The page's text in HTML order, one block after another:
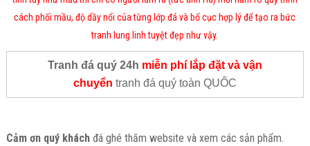
cách phối mầu, độ dầy nổi của từng lớp đá và bố cục hợp lý để tạo ra bức
tranh lung linh tuyệt đẹp như vậy.
Tranh đá quý 24h miễn phí lắp đặt và vận
chuyển tranh đá quý toàn QUỐC
Cảm ơn quý kháchđá ghé thăm website và xem các sản phẩm.